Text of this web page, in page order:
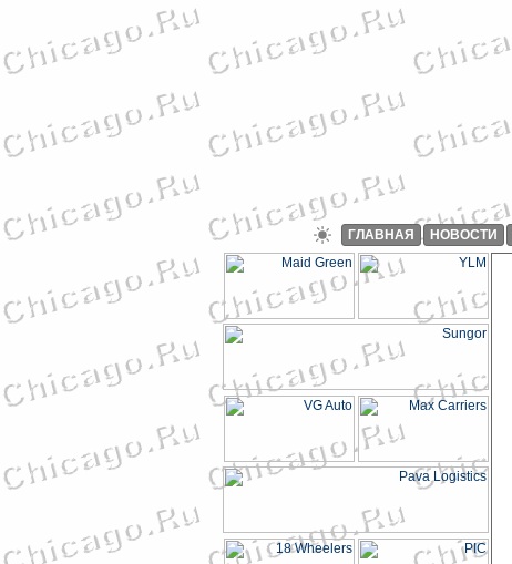
ГЛАВНАЯ НОВОСТИ